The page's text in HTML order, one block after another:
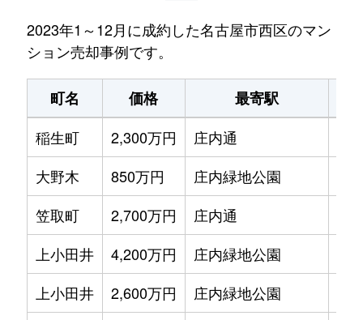
2023年1～12月に成約した名古屋市西区のマン
ション売却事例です。
町名 価格 最寄駅
稲生町
2,300万円 庄内通
大野木
850万円 庄内緑地公園
笠取町
2,700万円 庄内通
上小田井
4,200万円 庄内緑地公園
上小田井
2,600万円 庄内緑地公園